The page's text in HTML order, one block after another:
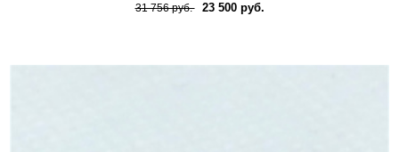
31 756 руб. 23 500 руб.